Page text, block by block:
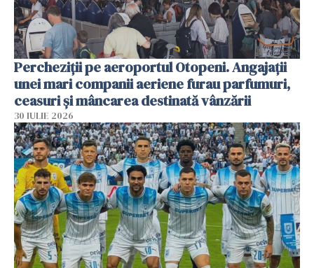
Percheziții pe aeroportul Otopeni. Angajații
unei mari companii aeriene furau parfumuri,
ceasuri și mâncarea destinată vânzării
30 IULIE 2026